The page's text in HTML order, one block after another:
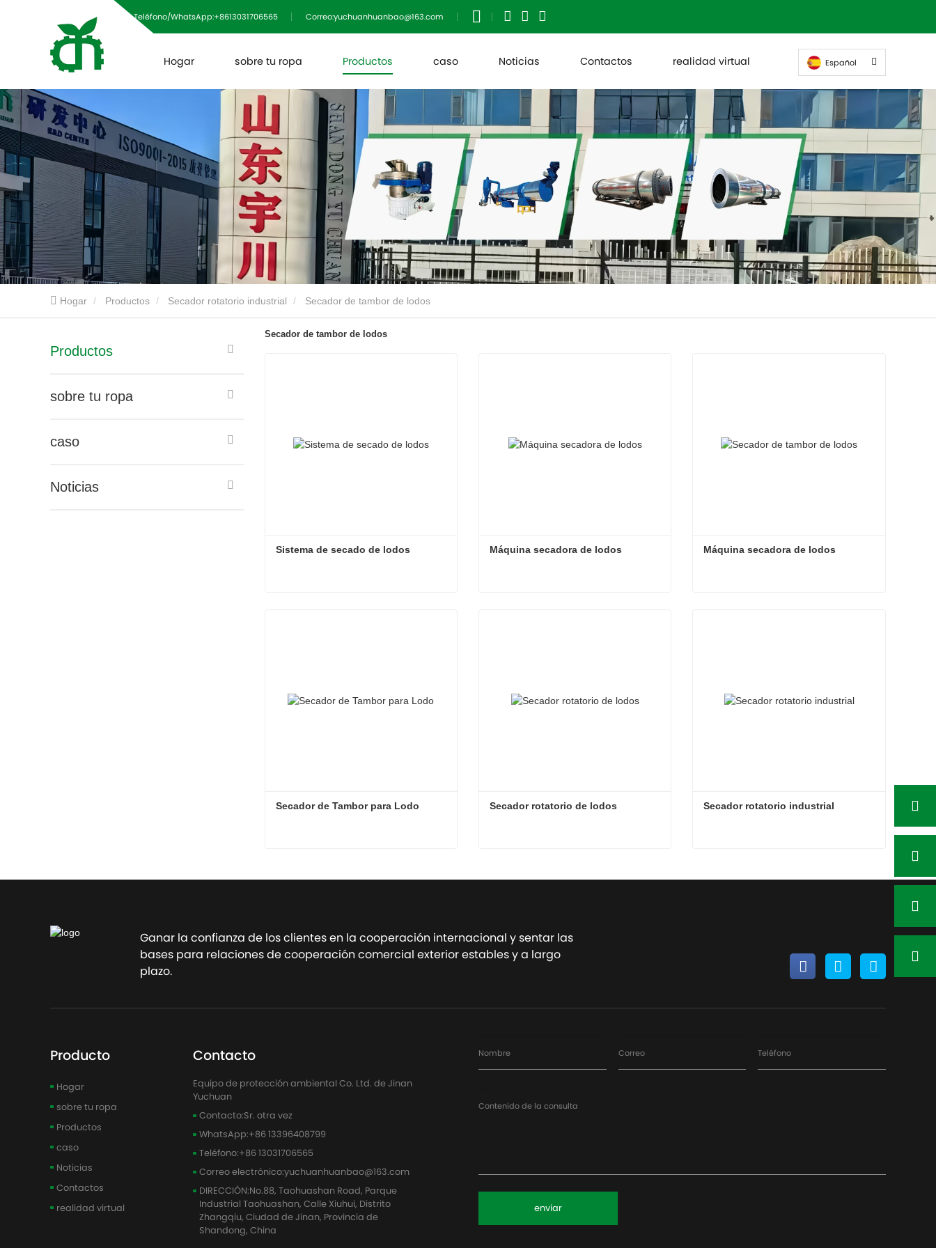
Teléfono/WhatsApp:+8613031706565 Correo:yuchuanhuanbao@163.com
Hogar sobre tu ropa Productos caso Noticias Contactos realidad virtual Español
Hogar Productos Secador rotatorio industrial Secador de tambor de lodos
Productos
sobre tu ropa
caso
Noticias
Secador de tambor de lodos
Sistema de secado de lodos Máquina secadora de lodos Máquina secadora de lodos
Secador de Tambor para Lodo
Contacta ahora
Secador rotatorio de lodos
Contacta ahora
Secador rotatorio industrial
Contacta ahora
Ganar la confianza de los clientes en la cooperación internacional y sentar las
bases para relaciones de cooperación comercial exterior estables y a largo
plazo.
Producto
Hogar
sobre tu ropa
Productos
caso
Noticias
Contactos
realidad virtual
Contacto
Equipo de protección ambiental Co. Ltd. de Jinan
Yuchuan
Contacto:Sr. otra vez
WhatsApp:+86 13396408799
Teléfono:+86 13031706565
Correo electrónico:yuchuanhuanbao@163.com
DIRECCIÓN:No.88, Taohuashan Road, Parque
Industrial Taohuashan, Calle Xiuhui, Distrito
Zhangqiu, Ciudad de Jinan, Provincia de
Shandong, China
Nombre Correo Teléfono
Contenido de la consulta
enviar